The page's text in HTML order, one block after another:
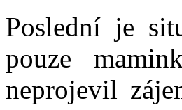
Poslední je
pouze
neprojevil